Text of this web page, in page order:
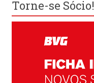
Torne-se Sócio!